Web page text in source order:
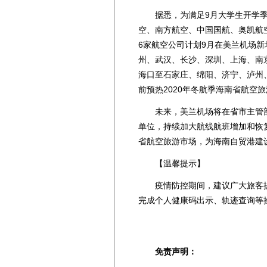
据悉，为满足9月大学生开学季
空、南方航空、中国国航、奥凯
6家航空公司计划9月在美兰机场
州、武汉、长沙、深圳、上海、
海口至石家庄、绵阳、济宁、泸
前预热2020年冬航季海南省航空
未来，美兰机场将在省市主管
单位，持续加大航线航班增加和
省航空旅游市场，为海南自贸港建
【温馨提示】
疫情防控期间，建议广大旅客
完成个人健康码出示、轨迹查询
免责声明：